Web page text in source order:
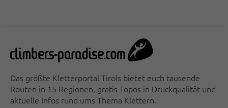
Das größte Kletterportal Tirols bietet euch tausende
Routen in 15 Regionen, gratis Topos in Druckqualität und
aktuelle Infos rund ums Thema Klettern.